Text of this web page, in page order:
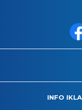
INFO